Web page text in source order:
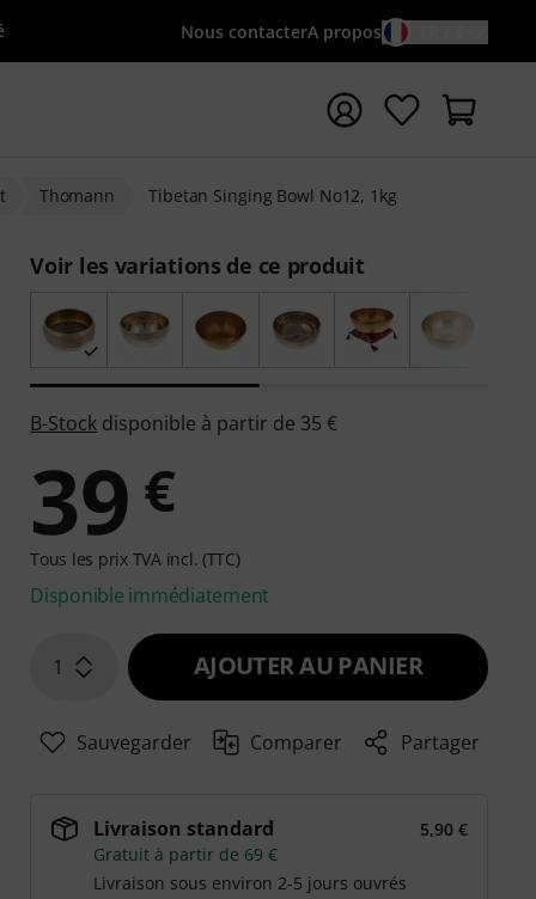
Nous contacterA propos
la recherche avec le terme de recherche
Thomann Tibetan Singing Bowl No12, 1kg
Voir les variations de ce produit
B-Stock disponible à partir de 35 €
39 €
Tous les prix TVA incl. (TTC)
Disponible immédiatement
1 AJOUTER AU PANIER
Sauvegarder Comparer Partager
Livraison standard
5,90 €
Gratuit à partir de 69 €
Livraison sous environ 2-5 jours ouvrés